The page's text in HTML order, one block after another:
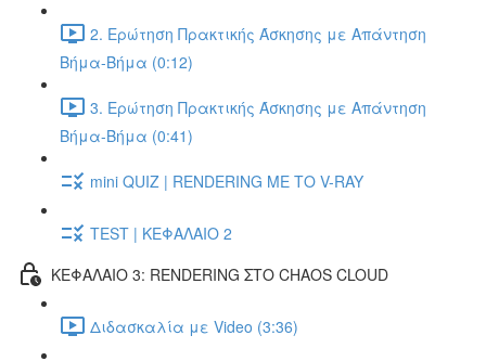
2. Ερώτηση Πρακτικής Άσκησης με Απάντηση
Βήμα-Βήμα (0:12)
3. Ερώτηση Πρακτικής Άσκησης με Απάντηση
Βήμα-Βήμα (0:41)
mini QUIZ | RENDERING ΜΕ ΤΟ V-RAY
TEST | ΚΕΦΑΛΑΙΟ 2
ΚΕΦΑΛΑΙΟ 3: RENDERING ΣΤΟ CHAOS CLOUD
Διδασκαλία με Video (3:36)